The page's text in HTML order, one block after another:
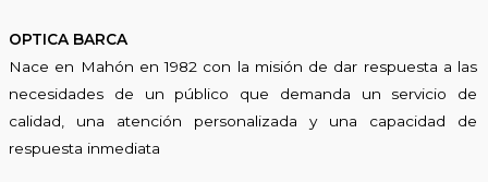
OPTICA BARCA
Nace en Mahón en 1982 con la misión de dar respuesta a las
necesidades de un público que demanda un servicio de
calidad, una atención personalizada y una capacidad de
respuesta inmediata